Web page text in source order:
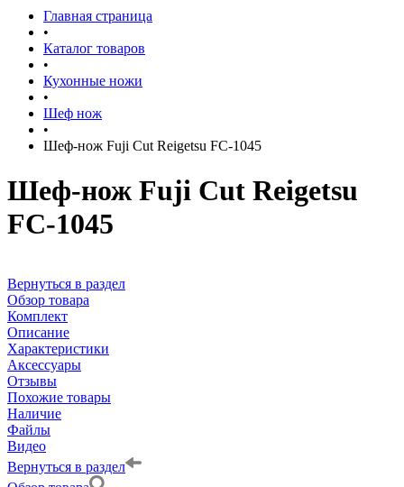
Главная страница
•
Каталог товаров
•
Кухонные ножи
•
Шеф нож
•
Шеф-нож Fuji Cut Reigetsu FC-1045
Шеф-нож Fuji Cut Reigetsu
FC-1045
Вернуться в раздел
Обзор товара
Комплект
Описание
Характеристики
Аксессуары
Отзывы
Похожие товары
Наличие
Файлы
Видео
Вернуться в раздел